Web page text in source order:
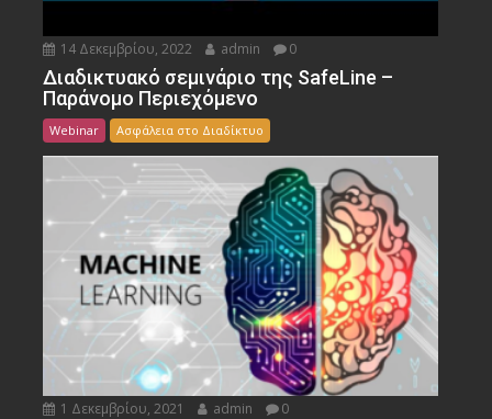
14 Δεκεμβρίου, 2022 admin 0
Διαδικτυακό σεμινάριο της SafeLine –
Παράνομο Περιεχόμενο
Webinar Ασφάλεια στο Διαδίκτυο
1 Δεκεμβρίου, 2021 admin 0